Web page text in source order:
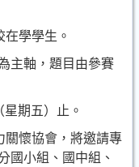
學學生。
主軸，題目由參賽
期五）止。
關懷協會，將邀請專
國小組、國中組、